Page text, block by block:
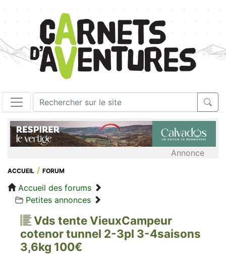
Annonce
ACCUEIL FORUM
Accueil des forums
Petites annonces
Vds tente VieuxCampeur
cotenor tunnel 2-3pl 3-4saisons
3,6kg 100€